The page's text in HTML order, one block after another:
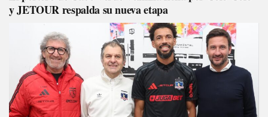
y JETOUR respalda su nueva etapa